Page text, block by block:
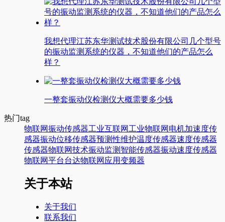
我想代理江苏东华测试技术股份有限公司几个型号
的振动监测系统的仪器，不知道他们的产品怎么
样？
一整套振动仪检测仪大概需要多少钱
热门tag
物联网振动传感器工业互联网 工业物联网 电机加速度传
感器振动位移传感器预测性维护温度传感器速度传感器
传感器物联网技术振动监测 智能传感器振动速度传感器
物联网平台台达物联网应用变频器
关于本站
关于我们
联系我们